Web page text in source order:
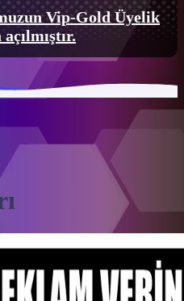
Vip-Gold Üyelik